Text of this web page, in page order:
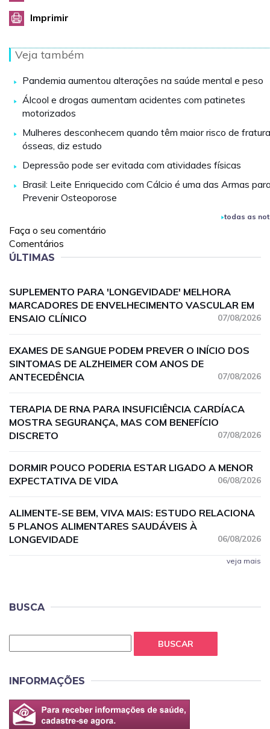
Imprimir
Veja também
Pandemia aumentou alterações na saúde mental e peso
Álcool e drogas aumentam acidentes com patinetes
motorizados
Mulheres desconhecem quando têm maior risco de
ósseas, diz estudo
Depressão pode ser evitada com atividades físicas
Brasil: Leite Enriquecido com Cálcio é uma das Armas
Prevenir Osteoporose
todas as
Faça o seu comentário
Comentários
ÚLTIMAS
SUPLEMENTO PARA 'LONGEVIDADE' MELHORA
MARCADORES DE ENVELHECIMENTO VASCULAR EM
ENSAIO CLÍNICO
07/08/2026
EXAMES DE SANGUE PODEM PREVER O INÍCIO DOS
SINTOMAS DE ALZHEIMER COM ANOS DE
ANTECEDÊNCIA
07/08/2026
TERAPIA DE RNA PARA INSUFICIÊNCIA CARDÍACA
MOSTRA SEGURANÇA, MAS COM BENEFÍCIO
DISCRETO
07/08/2026
DORMIR POUCO PODERIA ESTAR LIGADO A MENOR
EXPECTATIVA DE VIDA
06/08/2026
ALIMENTE-SE BEM, VIVA MAIS: ESTUDO RELACIONA
5 PLANOS ALIMENTARES SAUDÁVEIS À
LONGEVIDADE
06/08/2026
veja mais
BUSCA
BUSCAR
INFORMAÇÕES